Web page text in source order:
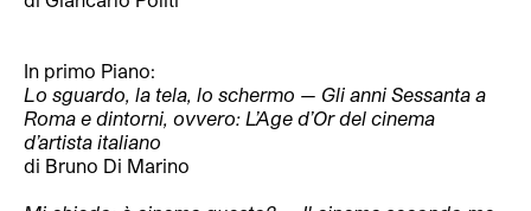
In primo Piano:
Lo sguardo, la tela, lo schermo — Gli anni Sessanta a
Roma e dintorni, ovvero: L’Age d’Or del cinema
d’artista italiano
di Bruno Di Marino